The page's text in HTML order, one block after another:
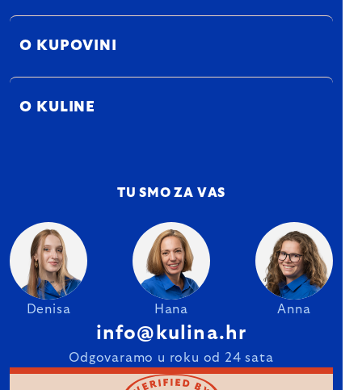
O KUPOVINI
O KULINE
TU SMO ZA VAS
Denisa Hana Anna
info@kulina.hr
Odgovaramo u roku od 24 sata